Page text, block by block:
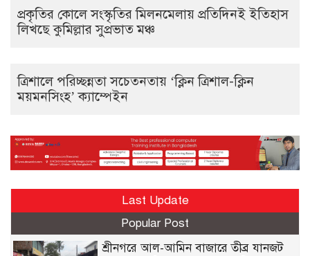
প্রকৃতির কোলে সংস্কৃতির মিলনমেলায় প্রতিদিনই ইতিহাস
লিখছে কুমিল্লার সুপ্রভাত মঞ্চ
ত্রিশালে পরিচ্ছন্নতা সচেতনতায় ‘ক্লিন ত্রিশাল-ক্লিন
ময়মনসিংহ’ ক্যাম্পেইন
Last Update
Popular Post
শ্রীনগরে আল-আমিন বাজারে তীব্র যানজট